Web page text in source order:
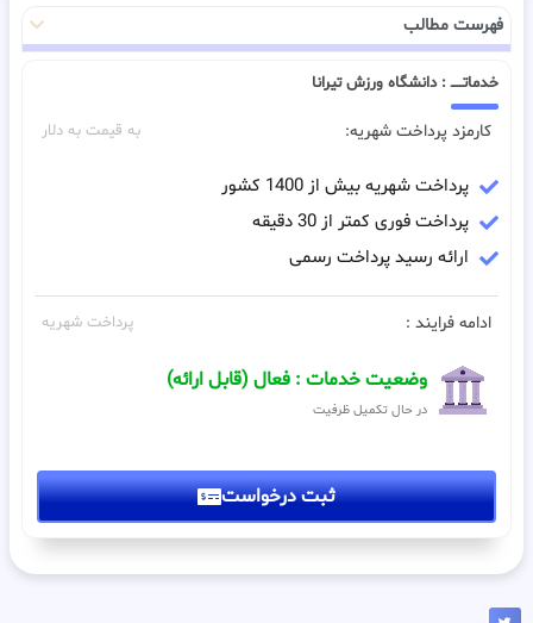
فهرست مطالب
خدماتـــــ : دانشگاه ورزش تیرانا
کارمزد پرداخت شهریه: به قیمت به دلار
پرداخت شهریه بیش از 1400 کشور
پرداخت فوری کمتر از 30 دقیقه
ارائه رسید پرداخت رسمی
ادامه فرایند : پرداخت شهریه
وضعیت خدمات : فعال (قابل ارائه)
در حال تکمیل ظرفیت
ثبت درخواست